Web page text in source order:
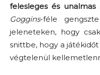
felesleges és unalmas
Goggins-féle
jeleneteken, hogy
snittbe, hogy a
végtelenül